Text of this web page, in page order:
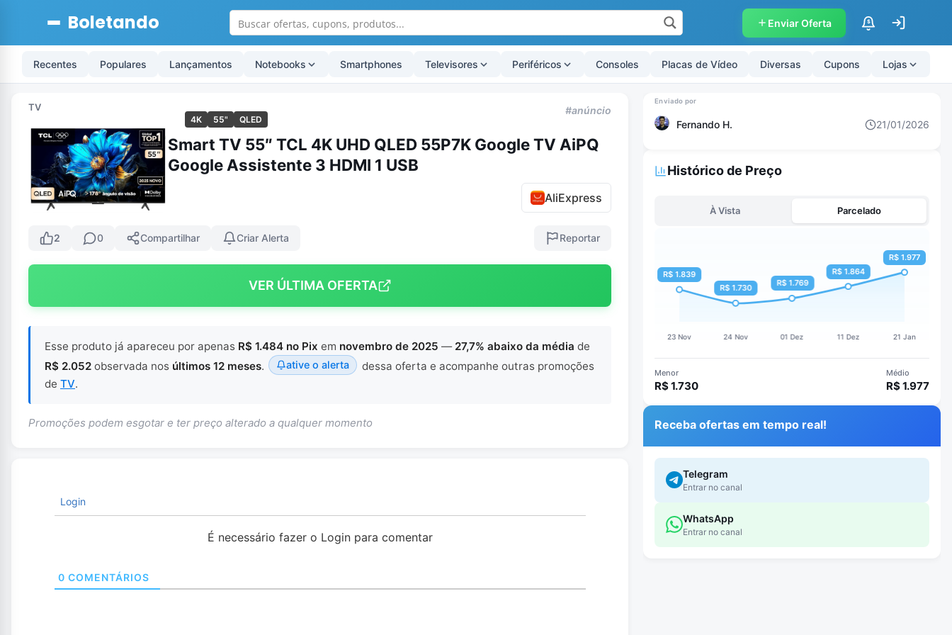
Boletando Enviar Oferta $
Recentes Populares Lançamentos Notebooks Smartphones Televisores Periféricos Consoles Placas de Vídeo Diversas Cupons Lojas
TV
4K 55" QLED
#anúncio
Smart TV 55″ TCL 4K UHD QLED 55P7K Google TV AiPQ
Google Assistente 3 HDMI 1 USB
AliExpress
2 0 Compartilhar Criar Alerta Reportar
VER ÚLTIMA OFERTA
Esse produto já apareceu por apenas R$ 1.484 no Pix em novembro de 2025 — 27,7% abaixo da média de
R$ 2.052 observada nos últimos 12 meses. ative o alerta
dessa oferta e acompanhe outras promoções
de TV.
Promoções podem esgotar e ter preço alterado a qualquer momento
Login
É necessário fazer o Login para comentar
0 COMENTÁRIOS
Fernando H. 21/01/2026
Histórico de Preço
À Vista Parcelado
Menor
R$ 1.730
Médio
R$ 1.977
Receba ofertas em tempo real!
Telegram
Entrar no canal
WhatsApp
Entrar no canal